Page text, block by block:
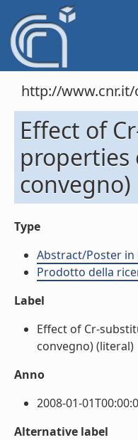
http://
Effect of
properties
convegno)
Type
Abstract/Poster in
Prodotto della
Label
Effect of Cr-
convegno) (literal)
Anno
2008-01-
Alternative label